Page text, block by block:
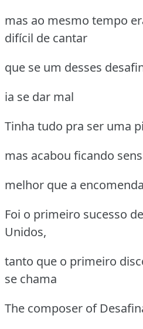
mas ao mesmo tempo
difícil de cantar
que se um desses
ia se dar mal
Tinha tudo pra ser uma
mas acabou ficando
melhor que a encomenda
Foi o primeiro sucesso
Unidos,
tanto que o primeiro
se chama
The composer of